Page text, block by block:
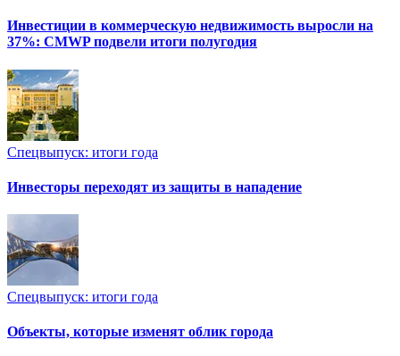
Инвестиции в коммерческую недвижимость выросли на
37%: CMWP подвели итоги полугодия
Спецвыпуск: итоги года
Инвесторы переходят из защиты в нападение
Спецвыпуск: итоги года
Объекты, которые изменят облик города